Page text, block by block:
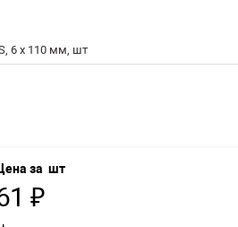
6 х 110 мм, шт
за шт
₽